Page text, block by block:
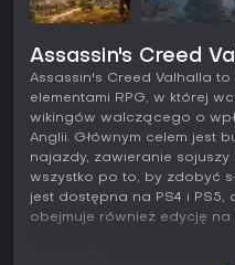
Assassin's Creed
Assassin's Creed Valhalla
elementami RPG, w której
wikingów walczącego o
Anglii. Głównym celem jest
najazdy, zawieranie sojuszy
wszystko po to, by zdobyć
jest dostępna na PS4 i PS5,
obejmuje również edycję na